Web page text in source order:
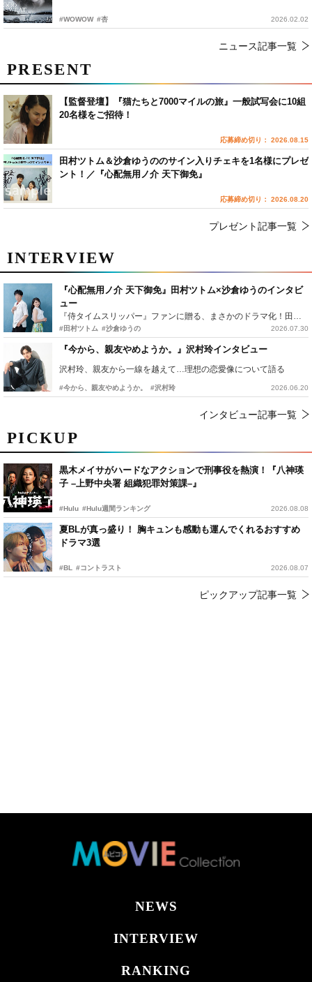
#WOWOW #杏 2026.02.02
ニュース記事一覧
PICKUP
黒木メイサがハードなアクションで刑事役を熱演！『八神瑛
子 –上野中央署 組織犯罪対策課–』
#Hulu #Hulu週間ランキング 2026.08.08
夏BLが真っ盛り！ 胸キュンも感動も運んでくれるおすすめ
ドラマ3選
#BL #コントラスト 2026.08.07
ピックアップ記事一覧
INTERVIEW
『心配無用ノ介 天下御免』田村ツトム×沙倉ゆうのインタビ
ュー
『侍タイムスリッパー』ファンに贈る、まさかのドラマ化！田村ツトム×沙倉ゆうのが語る『心配無用ノ介』撮影秘話
#田村ツトム #沙倉ゆうの 2026.07.30
『今から、親友やめようか。』沢村玲インタビュー
沢村玲、親友から一線を越えて…理想の恋愛像について語る
#今から、親友やめようか。 #沢村玲 2026.06.20
インタビュー記事一覧
PRESENT
【監督登壇】『猫たちと7000マイルの旅』一般試写会に10組
20名様をご招待！
応募締め切り： 2026.08.15
田村ツトム＆沙倉ゆうののサイン入りチェキを1名様にプレゼ
ント！／『心配無用ノ介 天下御免』
応募締め切り： 2026.08.20
プレゼント記事一覧
NEWS
INTERVIEW
RANKING